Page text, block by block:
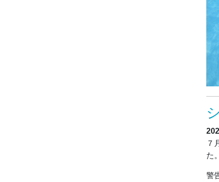
７
た
警